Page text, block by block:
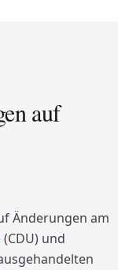
auf
Änderungen am
(CDU) und